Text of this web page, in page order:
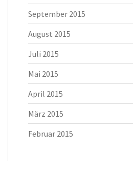
September 2015
August 2015
Juli 2015
Mai 2015
April 2015
März 2015
Februar 2015